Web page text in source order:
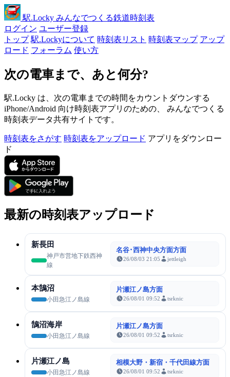
駅.Locky みんなでつくる鉄道時刻表
ログイン ユーザー登録
トップ 駅.Lockyについて 時刻表リスト 時刻表マップ アップ
ロード フォーラム 使い方
次の電車まで、あと何分?
駅.Locky は、次の電車までの時間をカウントダウンする
iPhone/Android 向け時刻表アプリのための、 みんなでつくる
時刻表データ共有サイトです。
時刻表をさがす 時刻表をアップロード アプリをダウンロー
ド
最新の時刻表アップロード
新長田
神戸市営地下鉄西神
線
名谷･西神中央方面方面
26/08/03 21:05 jettleigh
本鵠沼
小田急江ノ島線
片瀬江ノ島方面
26/08/01 09:52 tsrknic
鵠沼海岸
小田急江ノ島線
片瀬江ノ島方面
26/08/01 09:52 tsrknic
片瀬江ノ島
小田急江ノ島線
相模大野・新宿・千代田線方面
26/08/01 09:52 tsrknic